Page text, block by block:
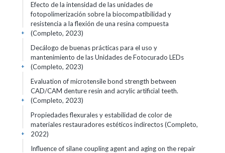
Efecto de la intensidad de las unidades de
fotopolimerización sobre la biocompatibilidad y
resistencia a la flexión de una resina compuesta
(Completo, 2023)
+
Decálogo de buenas prácticas para el uso y
mantenimiento de las Unidades de Fotocurado LEDs
(Completo, 2023)
+
Evaluation of microtensile bond strength between
CAD/CAM denture resin and acrylic artificial teeth.
(Completo, 2023)
+
Propiedades flexurales y estabilidad de color de
materiales restauradores estéticos indirectos (Completo,
2022)
+
Influence of silane coupling agent and aging on the repair